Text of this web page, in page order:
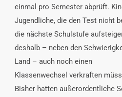
einmal pro Semester abprüft.
Jugendliche, die den Test nicht
die nächste Schulstufe
deshalb – neben den
Land – auch noch einen
Klassenwechsel verkraften
Bisher hatten außerordentliche